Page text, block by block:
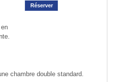
Réserver
chambre double standard.